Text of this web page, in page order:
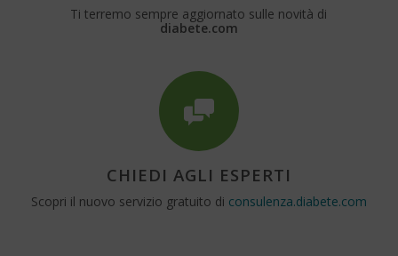
Ti terremo sempre aggiornato sulle novità di
diabete.com
CHIEDI AGLI ESPERTI
Scopri il nuovo servizio gratuito di consulenza.diabete.com